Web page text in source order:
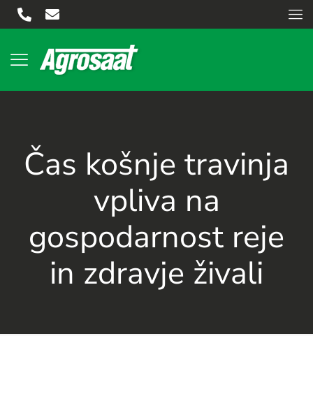
Čas košnje travinja
vpliva na
gospodarnost reje
in zdravje živali